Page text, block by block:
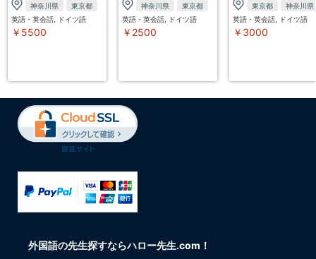
神奈川県
東京都
英語・英会話, ドイツ語
￥5500
神奈川県
東京都
英語・英会話, ドイツ語
￥2500
東京都
神奈川県
英語・英会話, ドイツ語
￥3000
外国語の先生探すならハロー先生.com！